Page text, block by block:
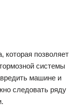
которая позволяет
системы
машине и
следовать ряду